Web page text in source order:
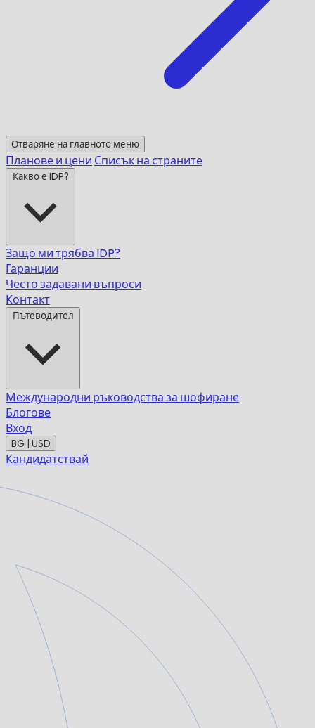
Отваряне на главното меню
Планове и цени Списък на страните
Какво е IDP?
Защо ми трябва IDP?
Гаранции
Често задавани въпроси
Контакт
Пътеводител
Международни ръководства за шофиране
Блогове
Вход
BG | USD
Кандидатствай